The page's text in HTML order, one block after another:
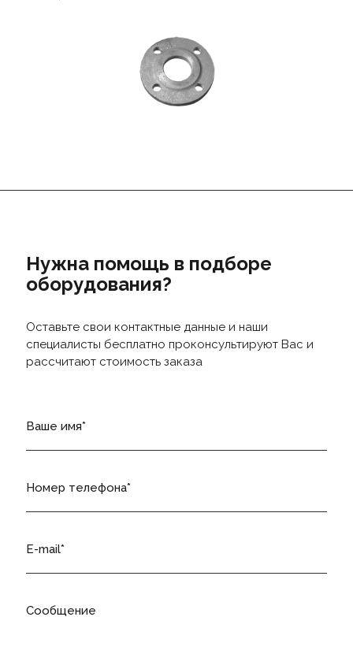
Нужна помощь в подборе
оборудования?
Оставьте свои контактные данные и наши
специалисты бесплатно проконсультируют Вас и
рассчитают стоимость заказа
Ваше имя
Номер телефона
E-mail
Сообщение